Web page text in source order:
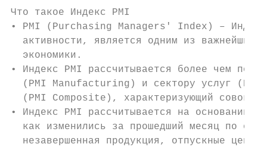
Что такое Индекс PMI
• PMI (Purchasing Managers' Index) – Индекс
активности, является одним из важнейших
  экономики.
• Индекс PMI рассчитывается более чем по
(PMI Manufacturing) и сектору услуг
(PMI Composite), характеризующий
• Индекс PMI рассчитывается на основании
как изменились за прошедший месяц по
незавершенная продукция, отпускные